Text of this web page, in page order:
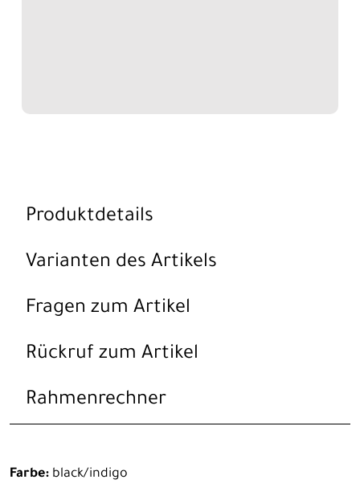
Produktdetails
Varianten des Artikels
Fragen zum Artikel
Rückruf zum Artikel
Rahmenrechner
Farbe: black/indigo